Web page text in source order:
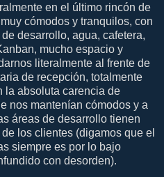
en el último rincón de
cómodos y tranquilos, con
desarrollo, agua, cafetera,
mucho espacio y
literalmente al frente de
de recepción, totalmente
la absoluta carencia de
nos mantenían cómodos y a
áreas de desarrollo tienen
los clientes (digamos que el
siempre es por lo bajo
con desorden).